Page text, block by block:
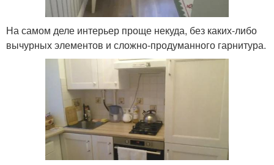
На самом деле интерьер проще некуда, без каких-либо
вычурных элементов и сложно-продуманного гарнитура.